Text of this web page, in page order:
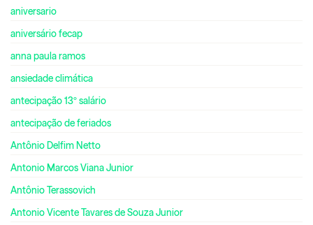
aniversario
aniversário fecap
anna paula ramos
ansiedade climática
antecipação 13º salário
antecipação de feriados
Antônio Delfim Netto
Antonio Marcos Viana Junior
Antônio Terassovich
Antonio Vicente Tavares de Souza Junior